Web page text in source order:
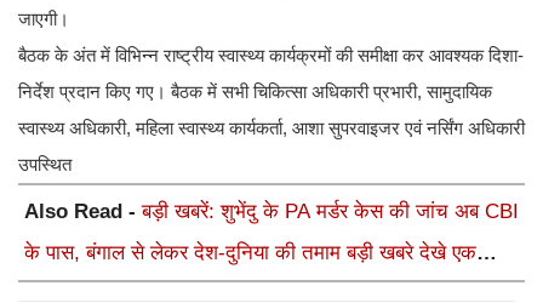
जाएगी।
बैठक के अंत में विभिन्न राष्ट्रीय स्वास्थ्य कार्यक्रमों की समीक्षा कर आवश्यक दिशा-
निर्देश प्रदान किए गए। बैठक में सभी चिकित्सा अधिकारी प्रभारी, सामुदायिक
स्वास्थ्य अधिकारी, महिला स्वास्थ्य कार्यकर्ता, आशा सुपरवाइजर एवं नर्सिंग अधिकारी
उपस्थित
Also Read -बड़ी खबरें: शुभेंदु के PA मर्डर केस की जांच अब CBI
के पास, बंगाल से लेकर देश-दुनिया की तमाम बड़ी खबरे देखे एक